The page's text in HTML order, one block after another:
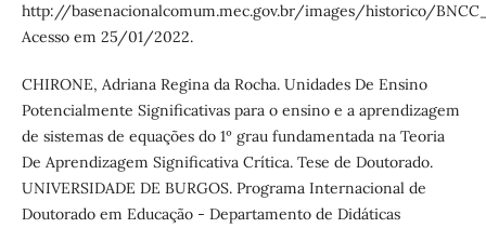
http://basenacionalcomum.mec.gov.br/images/historico/
Acesso em 25/01/2022.
CHIRONE, Adriana Regina da Rocha. Unidades De Ensino
Potencialmente Significativas para o ensino e a aprendizagem
de sistemas de equações do 1º grau fundamentada na Teoria
De Aprendizagem Significativa Crítica. Tese de Doutorado.
UNIVERSIDADE DE BURGOS. Programa Internacional de
Doutorado em Educação - Departamento de Didáticas